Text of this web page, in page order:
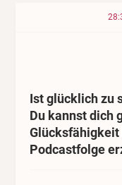
Ist glücklich zu
Du kannst dich
Glücksfähigkeit
Podcastfolge